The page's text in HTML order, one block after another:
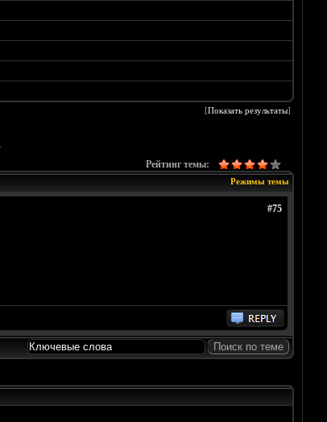
[Показать результаты]
Рейтинг темы:
Режимы темы
#75